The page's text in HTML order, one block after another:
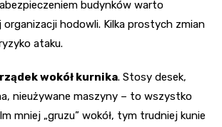
budynków warto
organizacji hodowli. Kilka prostych zmian
ataku.
wokół kurnika. Stosy desek,
nieużywane maszyny – to wszystko
mniej „gruzu” wokół, tym trudniej kunie